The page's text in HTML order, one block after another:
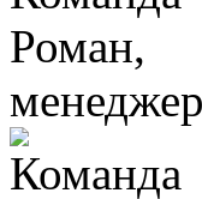
Роман,